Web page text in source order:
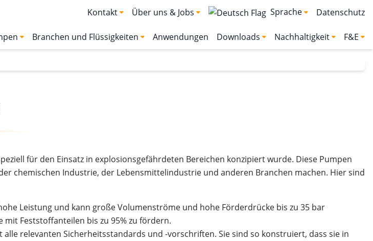
Kontakt Über uns & Jobs Sprache Datenschutz
Branchen und Flüssigkeiten Anwendungen Downloads Nachhaltigkeit F&E
für den Einsatz in explosionsgefährdeten Bereichen konzipiert wurde. Diese Pumpen
chemischen Industrie, der Lebensmittelindustrie und anderen Branchen machen. Hier sind
Leistung und kann große Volumenströme und hohe Förderdrücke bis zu 35 bar
mit Feststoffanteilen bis zu 95% zu fördern.
alle relevanten Sicherheitsstandards und -vorschriften. Sie sind so konstruiert, dass sie in